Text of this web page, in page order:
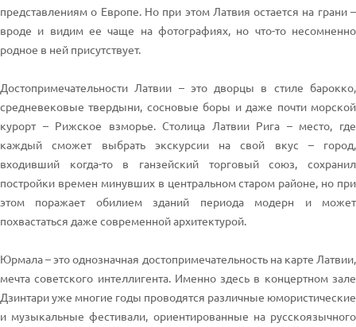
представлениям о Европе. Но при этом Латвия остается на грани –
вроде и видим ее чаще на фотографиях, но что-то несомненно
родное в ней присутствует.
Достопримечательности Латвии – это дворцы в стиле барокко,
средневековые твердыни, сосновые боры и даже почти морской
курорт – Рижское взморье. Столица Латвии Рига – место, где
каждый сможет выбрать экскурсии на свой вкус – город,
входивший когда-то в ганзейский торговый союз, сохранил
постройки времен минувших в центральном старом районе, но при
этом поражает обилием зданий периода модерн и может
похвастаться даже современной архитектурой.
Юрмала – это однозначная достопримечательность на карте Латвии,
мечта советского интеллигента. Именно здесь в концертном зале
Дзинтари уже многие годы проводятся различные юмористические
и музыкальные фестивали, ориентированные на русскоязычного